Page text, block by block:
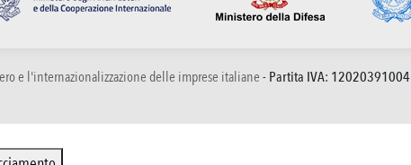
e l'internazionalizzazione delle imprese italiane - Partita IVA: 12020391004